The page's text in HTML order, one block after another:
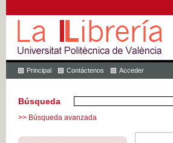
Principal Contáctenos Acceder
Búsqueda
>> Búsqueda avanzada